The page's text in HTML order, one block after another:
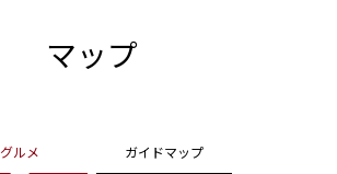
マップ
グルメ ガイドマップ